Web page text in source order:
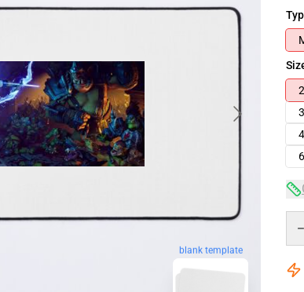
blank template